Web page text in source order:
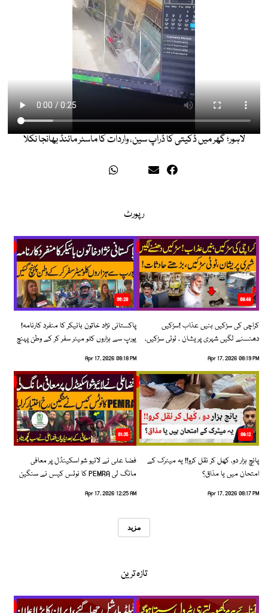
لاہور؛ گھر میں ڈکیتی کا ڈراپ سین، واردات کا ماسٹر مائنڈ بھانجا نکلا
رپورٹ
08:48
کراچی کی سڑکیں بنیں عذاب !سڑکیں
دھنسنے لگیں شہری پریشان ، ٹوٹی سڑکیں،
Apr 17, 2026 08:19 PM
06:28
پاکستانی نژاد خاتون بائیکر کا منفرد کارنامہ!
یورپ سے ہزاروں کلو میٹر سفر کر کے وطن پہنچ
Apr 17, 2026 08:18 PM
09:12
پانچ ہزار دو، کھل کر نقل کرو!! یہ میٹرک کے
امتحان میں یا مذاق؟
Apr 17, 2026 08:17 PM
01:35
فضا علی نے لائیو شو اسکینڈل پر معافی
مانگ لی PEMRA کا نوٹس کیس نے سنگین
Apr 17, 2026 12:25 AM
مزید
تازہ ترین